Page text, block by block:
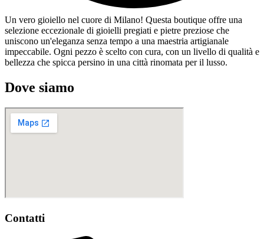
Un vero gioiello nel cuore di Milano! Questa boutique offre una
selezione eccezionale di gioielli pregiati e pietre preziose che
uniscono un'eleganza senza tempo a una maestria artigianale
impeccabile. Ogni pezzo è scelto con cura, con un livello di qualità e
bellezza che spicca persino in una città rinomata per il lusso.
Dove siamo
Contatti